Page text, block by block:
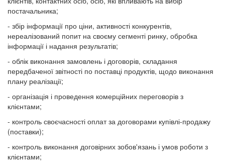
постачальника;
- збір інформації про ціни, активності конкурентів,
нереалізований попит на своєму сегменті ринку, обробка
інформації і надання результатів;
- облік виконання замовлень і договорів, складання
передбаченої звітності по поставці продуктів, щодо виконання
плану реалізації;
- організація і проведення комерційних переговорів з
клієнтами;
- контроль своєчасності оплат за договорами купівлі-продажу
(поставки);
- контроль виконання договірних зобов'язань і умов роботи з
клієнтами;